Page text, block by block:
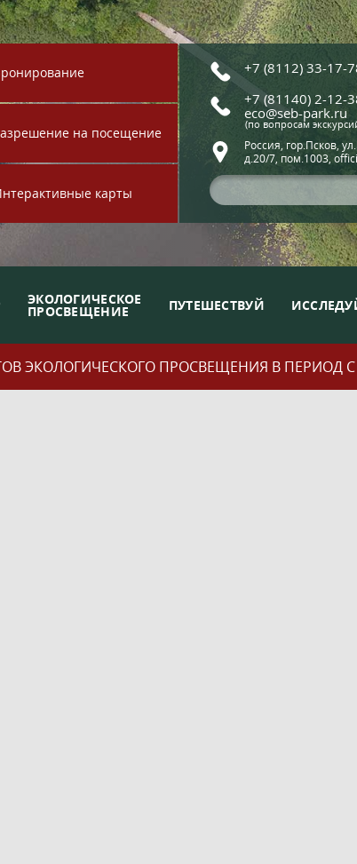
на посещение
карты
+7 (8112) 33-17-
+7 (81140) 2-12-
eco@seb-park.ru
(по вопросам
Россия, гор.Псков,
д.20/7, пом.1003,
ЭКОЛОГИЧЕСКОЕ
ПРОСВЕЩЕНИЕ ПУТЕШЕСТВУЙ
ЭКОЛОГИЧЕСКОГО ПРОСВЕЩЕНИЯ В ПЕРИОД С